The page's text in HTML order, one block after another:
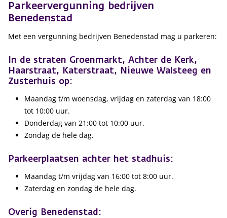
Parkeervergunning bedrijven
Benedenstad
Met een vergunning bedrijven Benedenstad mag u parkeren:
In de straten Groenmarkt, Achter de Kerk,
Haarstraat, Katerstraat, Nieuwe Walsteeg en
Zusterhuis op:
Maandag t/m woensdag, vrijdag en zaterdag van 18:00
tot 10:00 uur.
Donderdag van 21:00 tot 10:00 uur.
Zondag de hele dag.
Parkeerplaatsen achter het stadhuis:
Maandag t/m vrijdag van 16:00 tot 8:00 uur.
Zaterdag en zondag de hele dag.
Overig Benedenstad: